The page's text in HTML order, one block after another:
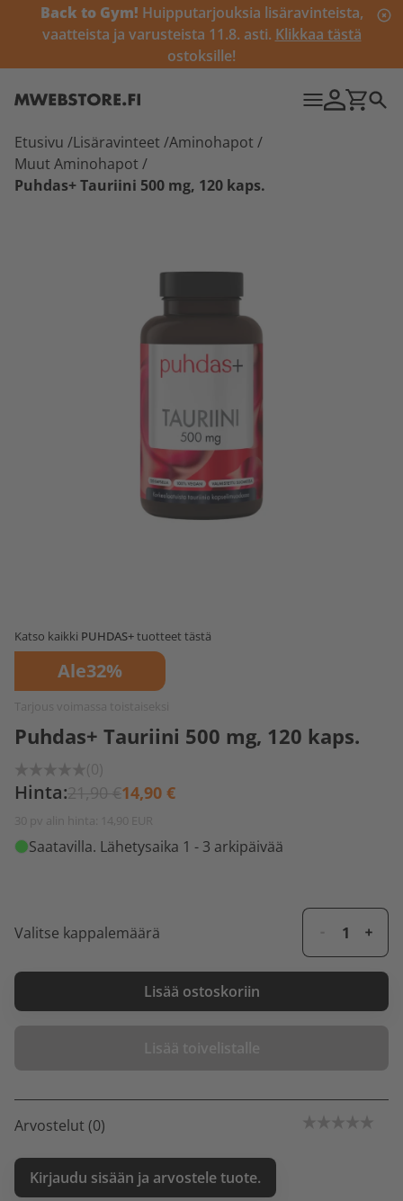
Back to Gym! Huipputarjouksia lisäravinteista,
vaatteista ja varusteista 11.8. asti. Klikkaa tästä
ostoksille!
Etusivu /Lisäravinteet /Aminohapot /
Muut Aminohapot /
Puhdas+ Tauriini 500 mg, 120 kaps.
Katso kaikki PUHDAS+tuotteet tästä
Ale32%
Tarjous voimassa toistaiseksi
Puhdas+ Tauriini 500 mg, 120 kaps.
(0)
Hinta:21,90 €14,90 €
30 pv alin hinta: 14,90 EUR
Saatavilla. Lähetysaika 1 - 3 arkipäivää
Valitse kappalemäärä
Lisää ostoskoriin
Lisää toivelistalle
Arvostelut (0)
Kirjaudu sisään ja arvostele tuote.